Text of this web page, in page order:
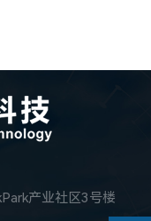
产业社区3号楼